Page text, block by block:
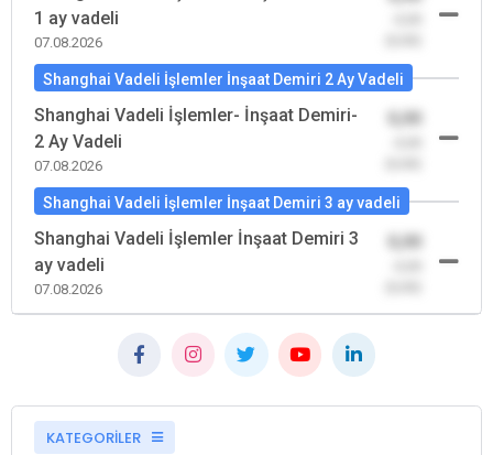
1 ay vadeli
07.08.2026
Shanghai Vadeli İşlemler İnşaat Demiri 2 Ay Vadeli
Shanghai Vadeli İşlemler- İnşaat Demiri-
2 Ay Vadeli
07.08.2026
0,00
Shanghai Vadeli İşlemler İnşaat Demiri 3 ay vadeli
Shanghai Vadeli İşlemler İnşaat Demiri 3
ay vadeli
07.08.2026
0,00
KATEGORİLER